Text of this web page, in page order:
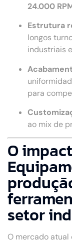
24.000
Estrutura
longos
industriais
para
ao mix de
O
setor
O mercado atual